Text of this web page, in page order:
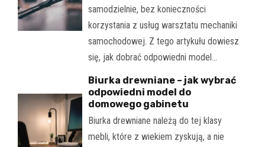
samodzielnie, bez konieczności
korzystania z usług warsztatu mechaniki
samochodowej. Z tego artykułu dowiesz
się, jak dobrać odpowiedni model…
Biurka drewniane – jak wybrać
odpowiedni model do
domowego gabinetu
Biurka drewniane należą do tej klasy
mebli, które z wiekiem zyskują, a nie